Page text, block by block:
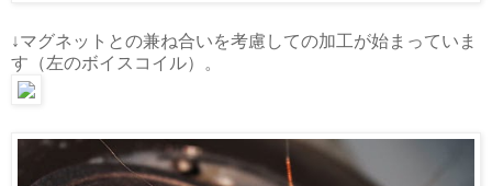
↓マグネットとの兼ね合いを考慮しての加工が始まっていま
す（左のボイスコイル）。